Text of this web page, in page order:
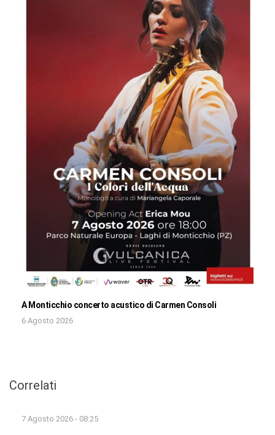
A Monticchio concerto acustico di Carmen Consoli
6 Agosto 2026
Correlati
7 Agosto 2026 - 08:25